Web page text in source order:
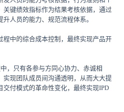
关键绩效指标作为结果考核依据，通过
人员的能力、规范流程体系。
程中的综合成本控制，最终实现产品开
，只有各参与方同心协力、赤诚相
实现团队成员间沟通透明，从而大大提
付模式的革命性变化，最终实现IPD